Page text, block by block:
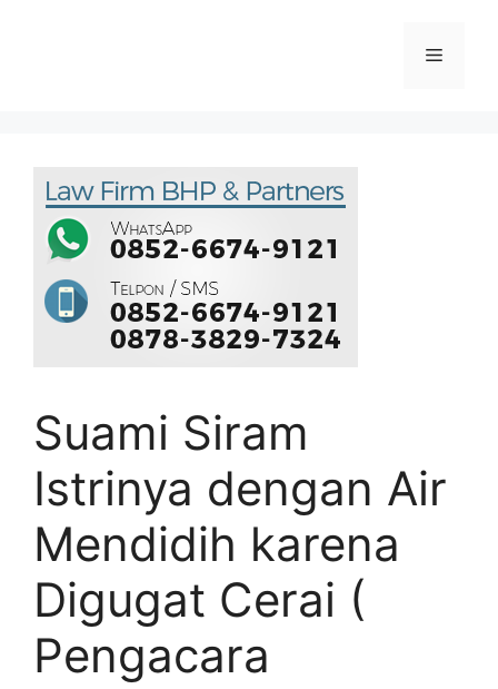
Suami Siram
Istrinya dengan Air
Mendidih karena
Digugat Cerai (
Pengacara